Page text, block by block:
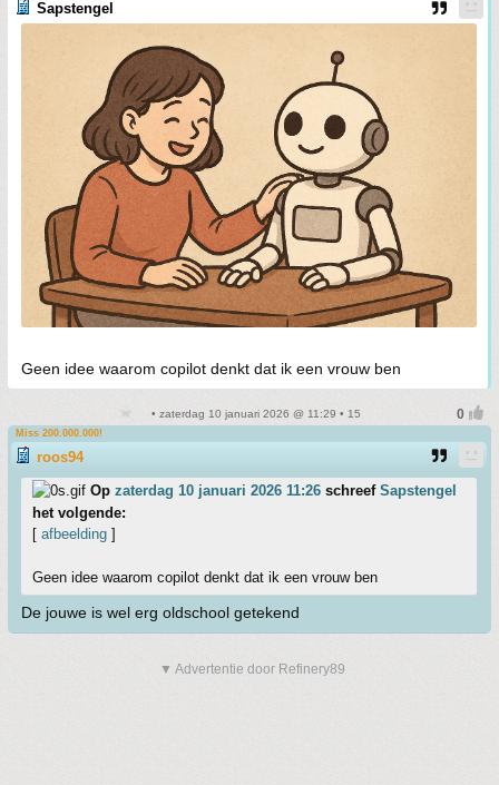
Sapstengel
Geen idee waarom copilot denkt dat ik een vrouw ben
• zaterdag 10 januari 2026 @ 11:29 • 15
Miss 200.000.000!
roos94
Op zaterdag 10 januari 2026 11:26 schreef Sapstengel
het volgende:
[ afbeelding ]
Geen idee waarom copilot denkt dat ik een vrouw ben
De jouwe is wel erg oldschool getekend
▼ Advertentie door Refinery89